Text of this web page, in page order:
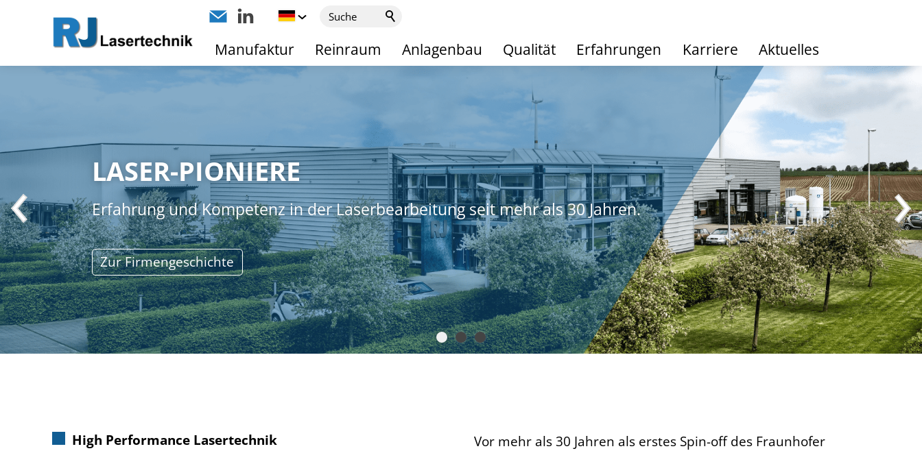
Manufaktur Reinraum Anlagenbau Qualität Erfahrungen Karriere Aktuelles
LASER-PIONIERE
Erfahrung und Kompetenz in der Laserbearbeitung seit mehr als 30 Jahren.
Zur Firmengeschichte
High Performance Lasertechnik
Vor mehr als 30 Jahren als erstes Spin-off des Fraunhofer